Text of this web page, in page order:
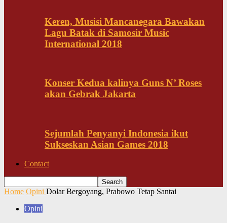
Keren, Musisi Mancanegara Bawakan
Lagu Batak di Samosir Music
International 2018
Konser Kedua kalinya Guns N’ Roses
akan Gebrak Jakarta
Sejumlah Penyanyi Indonesia ikut
Sukseskan Asian Games 2018
Contact
Home Opini Dolar Bergoyang, Prabowo Tetap Santai
Opini